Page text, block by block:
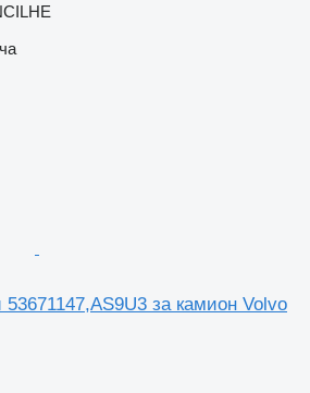
53671147,AS9U3 за камион Volvo